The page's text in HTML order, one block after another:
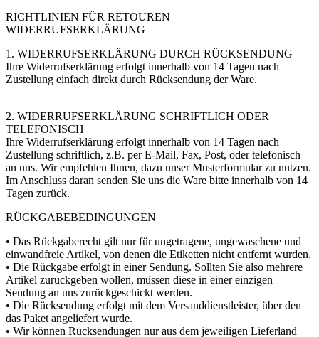
RICHTLINIEN FÜR RETOUREN
WIDERRUFSERKLÄRUNG
1. WIDERRUFSERKLÄRUNG DURCH RÜCKSENDUNG
Ihre Widerrufserklärung erfolgt innerhalb von 14 Tagen nach
Zustellung einfach direkt durch Rücksendung der Ware.
2. WIDERRUFSERKLÄRUNG SCHRIFTLICH ODER
TELEFONISCH
Ihre Widerrufserklärung erfolgt innerhalb von 14 Tagen nach
Zustellung schriftlich, z.B. per E-Mail, Fax, Post, oder telefonisch
an uns. Wir empfehlen Ihnen, dazu unser Musterformular zu nutzen.
Im Anschluss daran senden Sie uns die Ware bitte innerhalb von 14
Tagen zurück.
RÜCKGABEBEDINGUNGEN
• Das Rückgaberecht gilt nur für ungetragene, ungewaschene und
einwandfreie Artikel, von denen die Etiketten nicht entfernt wurden.
• Die Rückgabe erfolgt in einer Sendung. Sollten Sie also mehrere
Artikel zurückgeben wollen, müssen diese in einer einzigen
Sendung an uns zurückgeschickt werden.
• Die Rücksendung erfolgt mit dem Versanddienstleister, über den
das Paket angeliefert wurde.
• Wir können Rücksendungen nur aus dem jeweiligen Lieferland